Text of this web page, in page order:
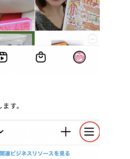
す。